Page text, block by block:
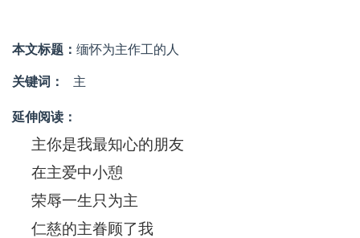
本文标题： 缅怀为主作工的人
关键词： 主
延伸阅读：
主你是我最知心的朋友
在主爱中小憩
荣辱一生只为主
仁慈的主眷顾了我